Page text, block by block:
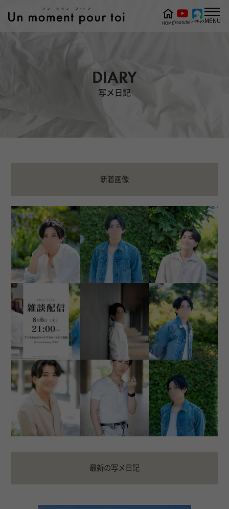
DIARY
写メ日記
HOMEYoutubeツイキャスMENU
新着画像
最新の写メ日記